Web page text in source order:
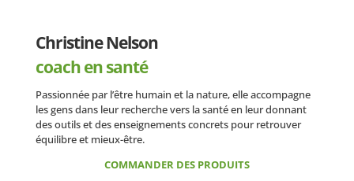
Christine Nelson
coach en santé
Passionnée par l’être humain et la nature, elle accompagne
les gens dans leur recherche vers la santé en leur donnant
des outils et des enseignements concrets pour retrouver
équilibre et mieux-être.
COMMANDER DES PRODUITS